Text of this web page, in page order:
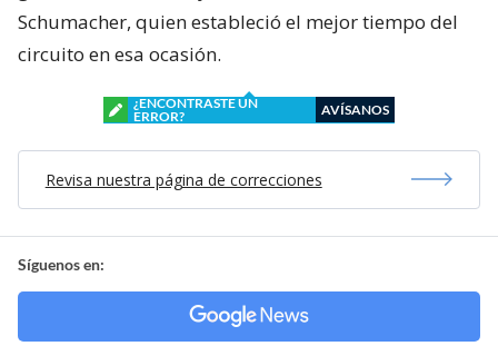
Schumacher, quien estableció el mejor tiempo del
circuito en esa ocasión.
¿ENCONTRASTE UN
ERROR?
AVÍSANOS
Revisa nuestra página de correcciones
Síguenos en: